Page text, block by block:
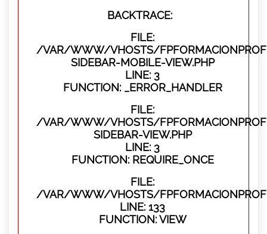
BACKTRACE:
FILE:
/VAR/WWW/VHOSTS/
SIDEBAR-MOBILE-VIEW.PHP
LINE: 3
FUNCTION: _ERROR_HANDLER
FILE:
/VAR/WWW/VHOSTS/
SIDEBAR-VIEW.PHP
LINE: 3
FUNCTION: REQUIRE_ONCE
FILE:
/VAR/WWW/VHOSTS/
LINE: 133
FUNCTION: VIEW